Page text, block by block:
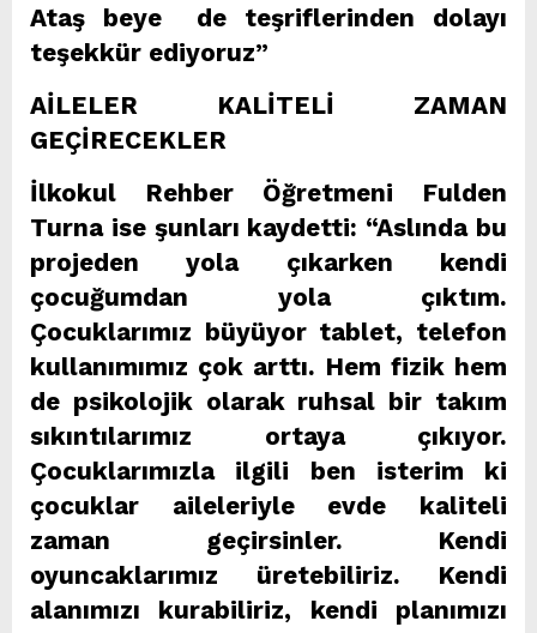
Ataş beye de teşriflerinden dolayı
teşekkür ediyoruz”
AİLELER KALİTELİ ZAMAN
GEÇİRECEKLER
İlkokul Rehber Öğretmeni Fulden
Turna ise şunları kaydetti: “Aslında bu
projeden yola çıkarken kendi
çocuğumdan yola çıktım.
Çocuklarımız büyüyor tablet, telefon
kullanımımız çok arttı. Hem fizik hem
de psikolojik olarak ruhsal bir takım
sıkıntılarımız ortaya çıkıyor.
Çocuklarımızla ilgili ben isterim ki
çocuklar aileleriyle evde kaliteli
zaman geçirsinler. Kendi
oyuncaklarımız üretebiliriz. Kendi
alanımızı kurabiliriz, kendi planımızı